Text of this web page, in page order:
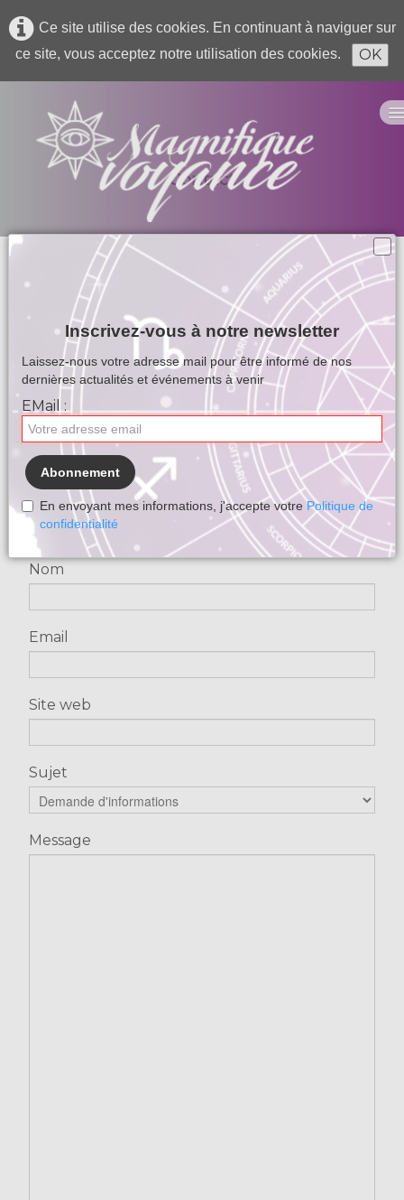
Ce site utilise des cookies. En continuant à naviguer sur
ce site, vous acceptez notre utilisation des cookies.
OK
Consultation Audiotel
Forfait Audiotel
Consultation privé
Forfait privé
Contact
Contact
Pour nous contacter, merci de bien vouloir
remplir le formulaire suivant.
Notre équipe s'engage à vous répondre dans
les plus brefs délais.
Nom
Email
Site web
Sujet
Message
Inscrivez-vous à notre newsletter
Laissez-nous votre adresse mail pour être informé de nos
dernières actualités et événements à venir
EMail :
Abonnement
En envoyant mes informations, j'accepte votrePolitique de
confidentialité